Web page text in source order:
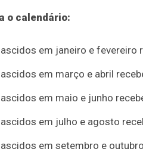
o calendário:
em janeiro e fevereiro
em março e abril
em maio e junho
em julho e agosto
em setembro e